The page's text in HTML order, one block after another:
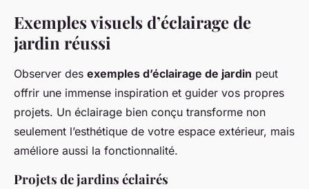
Exemples visuels d’éclairage de
jardin réussi
Observer des exemples d’éclairage de jardin peut
offrir une immense inspiration et guider vos propres
projets. Un éclairage bien conçu transforme non
seulement l’esthétique de votre espace extérieur, mais
améliore aussi la fonctionnalité.
Projets de jardins éclairés